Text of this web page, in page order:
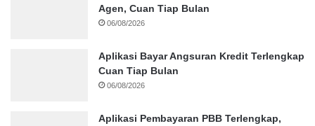
Agen, Cuan Tiap Bulan
06/08/2026
Aplikasi Bayar Angsuran Kredit Terlengkap
Cuan Tiap Bulan
06/08/2026
Aplikasi Pembayaran PBB Terlengkap,